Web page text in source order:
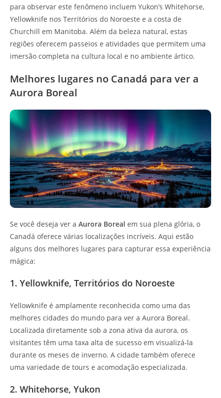
para observar este fenômeno incluem Yukon’s Whitehorse,
Yellowknife nos Territórios do Noroeste e a costa de
Churchill em Manitoba. Além da beleza natural, estas
regiões oferecem passeios e atividades que permitem uma
imersão completa na cultura local e no ambiente ártico.
Melhores lugares no Canadá para ver a
Aurora Boreal
Se você deseja ver a Aurora Boreal em sua plena glória, o
Canadá oferece várias localizações incríveis. Aqui estão
alguns dos melhores lugares para capturar essa experiência
mágica:
1. Yellowknife, Territórios do Noroeste
Yellowknife é amplamente reconhecida como uma das
melhores cidades do mundo para ver a Aurora Boreal.
Localizada diretamente sob a zona ativa da aurora, os
visitantes têm uma taxa alta de sucesso em visualizá-la
durante os meses de inverno. A cidade também oferece
uma variedade de tours e acomodação especializada.
2. Whitehorse, Yukon